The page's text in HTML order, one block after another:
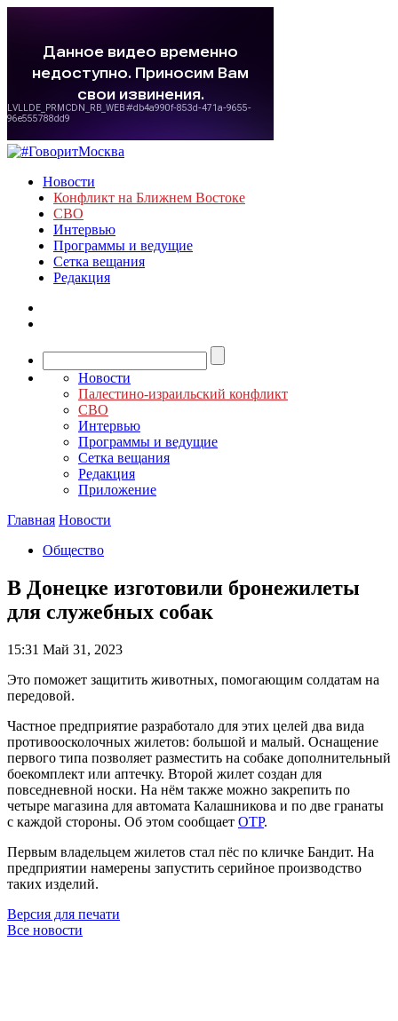
Новости
Конфликт на Ближнем Востоке
СВО
Интервью
Программы и ведущие
Сетка вещания
Редакция
Новости
Палестино-израильский конфликт
СВО
Интервью
Программы и ведущие
Сетка вещания
Редакция
Приложение
Главная Новости
Общество
В Донецке изготовили бронежилеты
для служебных собак
15:31 Май 31, 2023
Это поможет защитить животных, помогающим солдатам на
передовой.
Частное предприятие разработало для этих целей два вида
противоосколочных жилетов: большой и малый. Оснащение
первого типа позволяет разместить на собаке дополнительный
боекомплект или аптечку. Второй жилет создан для
повседневной носки. На нём также можно закрепить по
четыре магазина для автомата Калашникова и по две гранаты
с каждой стороны. Об этом сообщает ОТР.
Первым владельцем жилетов стал пёс по кличке Бандит. На
предприятии намерены запустить серийное производство
таких изделий.
Версия для печати
Все новости